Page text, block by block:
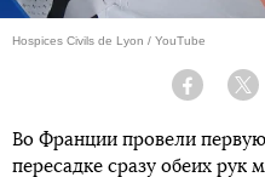
Hospices Civils de Lyon / YouTube
Facebook
Во Франции провели
пересадке сразу обеих рук